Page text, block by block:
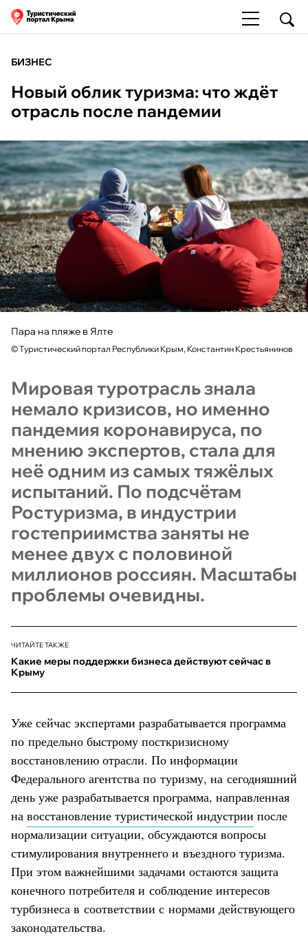
БИЗНЕС
Новый облик туризма: что ждёт
отрасль после пандемии
Пара на пляже в Ялте
©Туристический портал Республики Крым, Константин Крестьянинов
Мировая туротрасль знала
немало кризисов, но именно
пандемия коронавируса, по
мнению экспертов, стала для
неё одним из самых тяжёлых
испытаний. По подсчётам
Ростуризма, в индустрии
гостеприимства заняты не
менее двух с половиной
миллионов россиян. Масштабы
проблемы очевидны.
ЧИТАЙТЕ ТАКЖЕ
Какие меры поддержки бизнеса действуют сейчас в
Крыму
Уже сейчас экспертами разрабатывается программа
по предельно быстрому посткризисному
восстановлению отрасли. По информации
Федерального агентства по туризму, на сегодняшний
день уже разрабатывается программа, направленная
на восстановление туристической индустрии после
нормализации ситуации, обсуждаются вопросы
стимулирования внутреннего и въездного туризма.
При этом важнейшими задачами остаются защита
конечного потребителя и соблюдение интересов
турбизнеса в соответствии с нормами действующего
законодательства.